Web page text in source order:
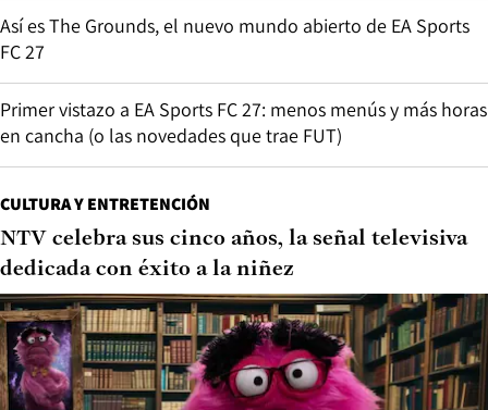
Así es The Grounds, el nuevo mundo abierto de EA Sports
FC 27
Primer vistazo a EA Sports FC 27: menos menús y más horas
en cancha (o las novedades que trae FUT)
CULTURA Y ENTRETENCIÓN
NTV celebra sus cinco años, la señal televisiva
dedicada con éxito a la niñez